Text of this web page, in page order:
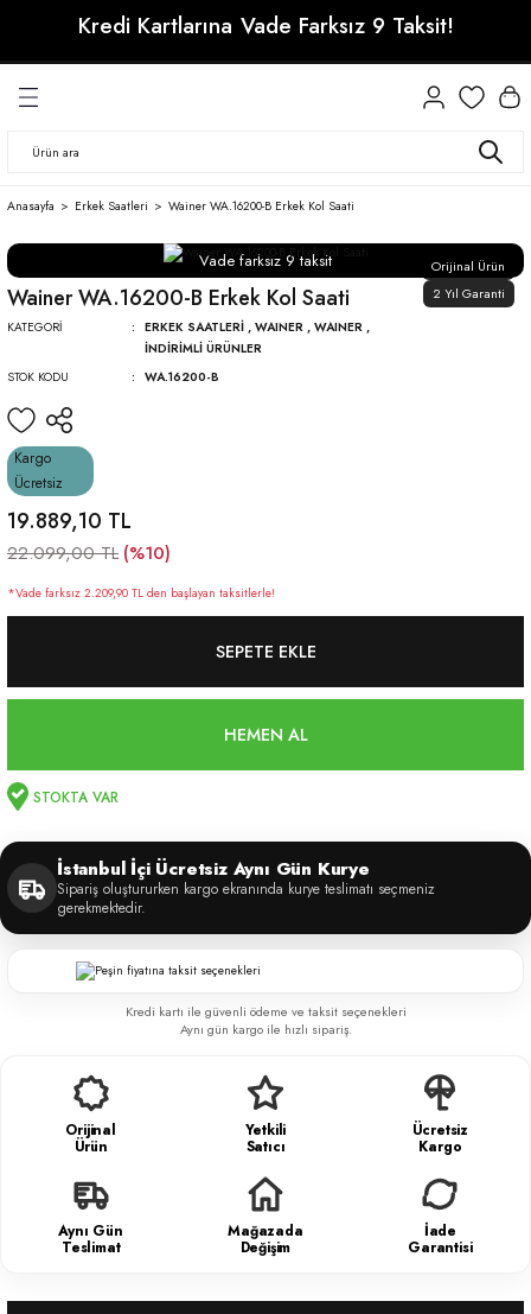
Geri Dön
Citizen Tsuyosa
Presage
Astron
Conceptual
Geri Dön
Conceptual
Geri Dön
Kadın
Kadın
Anasayfa Erkek Saatleri Wainer WA.16200-B Erkek Kol Saati
Orijinal Ürün
2 Yıl Garanti
Vade farksız 9 taksit
Wainer WA.16200-B Erkek Kol Saati
KATEGORI ERKEK SAATLERI , WAINER , WAINER ,
İNDIRIMLI ÜRÜNLER
STOK KODU
WA.16200-B
Kargo
Ücretsiz
19.889,10 TL
22.099,00 TL (%10)
*Vade farksız 2.209,90 TL den başlayan taksitlerle!
SEPETE EKLE
HEMEN AL
STOKTA VAR
İstanbul İçi Ücretsiz Aynı Gün Kurye
Sipariş oluştururken kargo ekranında kurye teslimatı seçmeniz
gerekmektedir.
Kredi kartı ile güvenli ödeme ve taksit seçenekleri
Aynı gün kargo ile hızlı sipariş.
Orijinal
Ürün
Yetkili
Satıcı
Ücretsiz
Kargo
Aynı Gün
Teslimat
Mağazada
Değişim
İade
Garantisi
Kredi Kartlarına Vade Farksız 9 Taksit!